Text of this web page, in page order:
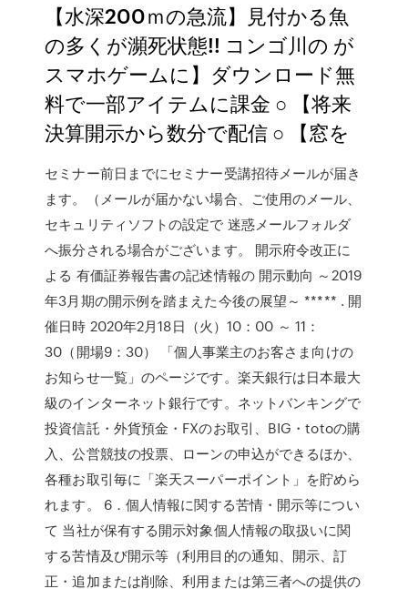
【水深200ｍの急流】見付かる魚
の多くが瀕死状態!! コンゴ川の が
スマホゲームに】ダウンロード無
料で一部アイテムに課金 ○ 【将来
決算開示から数分で配信 ○ 【窓を
セミナー前日までにセミナー受講招待メールが届き
ます。（メールが届かない場合、ご使用のメール、
セキュリティソフトの設定で 迷惑メールフォルダ
へ振分される場合がございます。 開示府令改正に
よる 有価証券報告書の記述情報の 開示動向 ～2019
年3月期の開示例を踏まえた今後の展望～ ***** . 開
催日時 2020年2月18日（火）10：00 ～ 11：
30（開場9：30） 「個人事業主のお客さま向けの
お知らせ一覧」のページです。楽天銀行は日本最大
級のインターネット銀行です。ネットバンキングで
投資信託・外貨預金・FXのお取引、BIG・totoの購
入、公営競技の投票、ローンの申込ができるほか、
各種お取引毎に「楽天スーパーポイント」を貯めら
れます。 6．個人情報に関する苦情・開示等につい
て 当社が保有する開示対象個人情報の取扱いに関
する苦情及び開示等（利用目的の通知、開示、訂
正・追加または削除、利用または第三者への提供の